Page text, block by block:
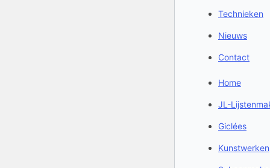
Technieken
Nieuws
Contact
Home
JL-
Giclées
Kunstwerken